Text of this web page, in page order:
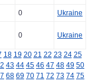
0 Ukraine
0 Ukraine
18 19 20 21 22 23 24 25
43 44 45 46 47 48 49 50
68 69 70 71 72 73 74 75